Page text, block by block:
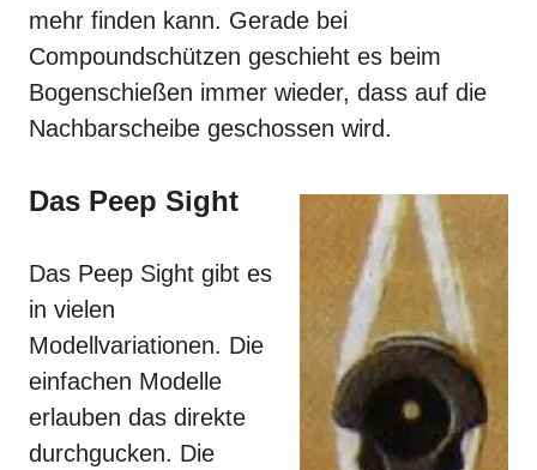
mehr finden kann. Gerade bei
Compoundschützen geschieht es beim
Bogenschießen immer wieder, dass auf die
Nachbarscheibe geschossen wird.
Das Peep Sight
Das Peep Sight gibt es
in vielen
Modellvariationen. Die
einfachen Modelle
erlauben das direkte
durchgucken. Die